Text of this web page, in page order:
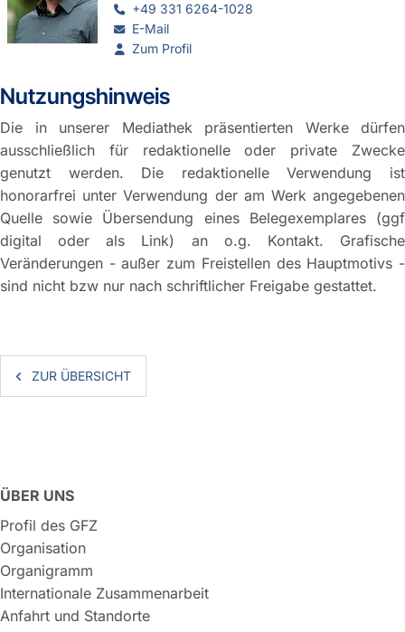
+49 331 6264-1028
E-Mail
Zum Profil
Nutzungshinweis
Die in unserer Mediathek präsentierten Werke dürfen
ausschließlich für redaktionelle oder private Zwecke
genutzt werden. Die redaktionelle Verwendung ist
honorarfrei unter Verwendung der am Werk angegebenen
Quelle sowie Übersendung eines Belegexemplares (ggf
digital oder als Link) an o.g. Kontakt. Grafische
Veränderungen - außer zum Freistellen des Hauptmotivs -
sind nicht bzw nur nach schriftlicher Freigabe gestattet.
ZUR ÜBERSICHT
ÜBER UNS
Profil des GFZ
Organisation
Organigramm
Internationale Zusammenarbeit
Anfahrt und Standorte